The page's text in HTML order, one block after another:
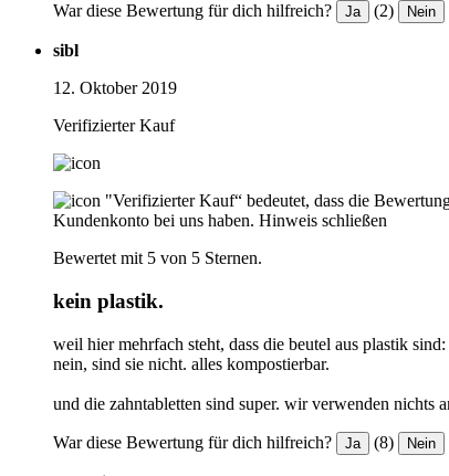
War diese Bewertung für dich hilfreich? Ja (2) Nein
sibl
12. Oktober 2019
Verifizierter Kauf
"Verifizierter Kauf“ bedeutet, dass die
Kundenkonto bei uns haben. Hinweis schließen
Bewertet mit 5 von 5 Sternen.
kein plastik.
weil hier mehrfach steht, dass die beutel aus plastik sind:
nein, sind sie nicht. alles kompostierbar.
und die zahntabletten sind super. wir verwenden nichts
War diese Bewertung für dich hilfreich? Ja (8) Nein